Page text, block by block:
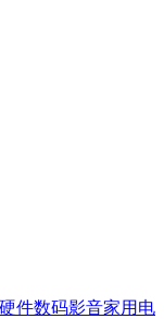
件数码影音家用电